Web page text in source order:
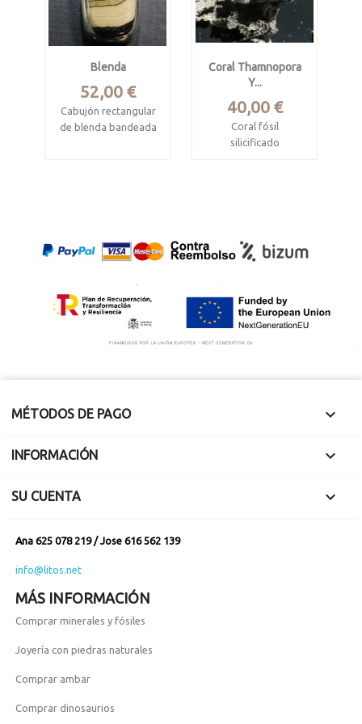
Blenda
Precio
52,00 €
Cabujón rectangular
de blenda bandeada
Engaste en plata de
ley.
Coral Thamnopora
Y...
Precio
40,00 €
Coral fósil
silicificado
Mide 7.5 x 4.8 x 4.3
cm
MÉTODOS DE PAGO 
INFORMACIÓN 
SU CUENTA 
Ana 625 078 219 / Jose 616 562 139
info@litos.net
MÁS INFORMACIÓN
Comprar minerales y fósiles
Joyería con piedras naturales
Comprar ambar
Comprar dinosaurios